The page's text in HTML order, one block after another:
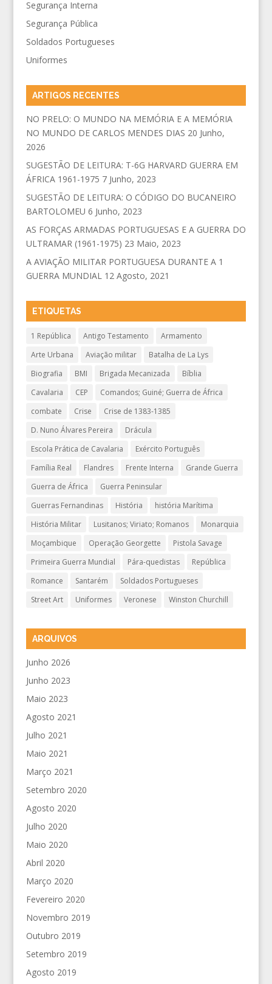
Segurança Interna
Segurança Pública
Soldados Portugueses
Uniformes
ARTIGOS RECENTES
NO PRELO: O MUNDO NA MEMÓRIA E A MEMÓRIA
NO MUNDO DE CARLOS MENDES DIAS 20 Junho,
2026
SUGESTÃO DE LEITURA: T-6G HARVARD GUERRA EM
ÁFRICA 1961-1975 7 Junho, 2023
SUGESTÃO DE LEITURA: O CÓDIGO DO BUCANEIRO
BARTOLOMEU 6 Junho, 2023
AS FORÇAS ARMADAS PORTUGUESAS E A GUERRA DO
ULTRAMAR (1961-1975) 23 Maio, 2023
A AVIAÇÃO MILITAR PORTUGUESA DURANTE A 1
GUERRA MUNDIAL 12 Agosto, 2021
ETIQUETAS
1 República Antigo Testamento
Armamento
Arte Urbana
Aviação militar
Batalha de La Lys
Biografia
BMI Brigada Mecanizada
Bíblia
Cavalaria
CEP
Comandos; Guiné; Guerra de África
combate
Crise
Crise de 1383-1385
D. Nuno Álvares Pereira
Drácula
Escola Prática de Cavalaria
Exército Português
Família Real
Flandres Frente Interna
Grande Guerra
Guerra de África
Guerra Peninsular
Guerras Fernandinas
História
história Marítima
História Militar
Lusitanos; Viriato; Romanos
Monarquia
Moçambique
Operação Georgette
Pistola Savage
Primeira Guerra Mundial
Pára-quedistas
República
Romance
Santarém
Soldados Portugueses
Street Art
Uniformes Veronese Winston Churchill
ARQUIVOS
Junho 2026
Junho 2023
Maio 2023
Agosto 2021
Julho 2021
Maio 2021
Março 2021
Setembro 2020
Agosto 2020
Julho 2020
Maio 2020
Abril 2020
Março 2020
Fevereiro 2020
Novembro 2019
Outubro 2019
Setembro 2019
Agosto 2019